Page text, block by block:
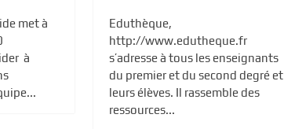
met à
à
Eduthèque,
http://www.edutheque.fr
s’adresse à tous les enseignants
du premier et du second degré et
leurs élèves. Il rassemble des
ressources...